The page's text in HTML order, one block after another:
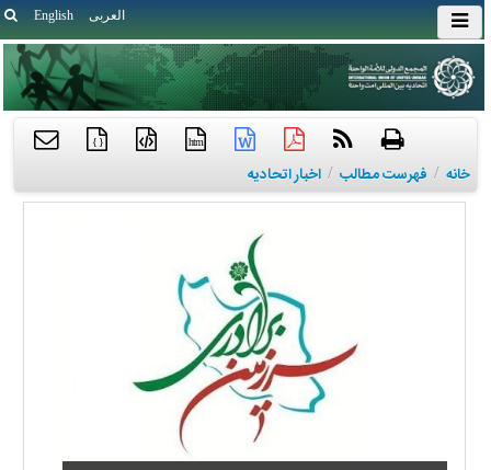
English العربی
htm
{ }
خانه / فهرست مطالب / اخبار اتحادیه